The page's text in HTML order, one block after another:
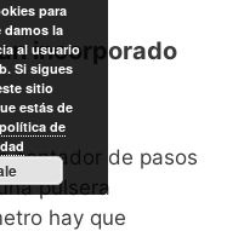
incorporado
contador de pasos
pulsera
hay que
para
damos la
al usuario
Si sigues
sitio
estás de
de